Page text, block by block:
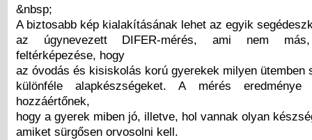
&nbsp;
A biztosabb kép kialakításának lehet az egyik
az úgynevezett DIFER-mérés, ami nem
feltérképezése, hogy
az óvodás és kisiskolás korú gyerekek milyen ütemben
különféle alapkészségeket. A mérés eredménye
hozzáértőnek,
hogy a gyerek miben jó, illetve, hol vannak olyan
amiket sürgősen orvosolni kell.